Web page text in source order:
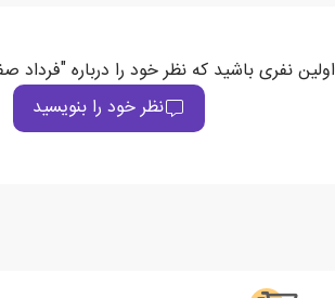
اولین نفری باشید که نظر خود را درباره
نظر خود را بنویسید